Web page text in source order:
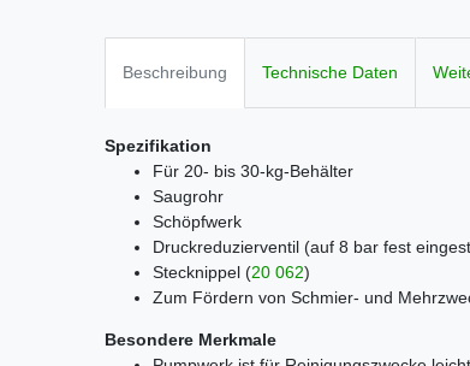
Beschreibung Technische Daten
Spezifikation
Für 20- bis 30-kg-Behälter
Saugrohr
Schöpfwerk
Druckreduzierventil (auf 8 bar fest
Stecknippel (20 062)
Zum Fördern von Schmier- und
Besondere Merkmale